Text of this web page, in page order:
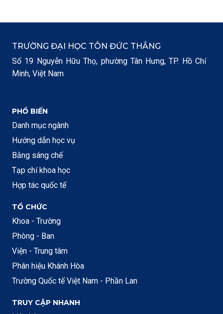
TRƯỜNG ĐẠI HỌC TÔN ĐỨC THẮNG
Số 19 Nguyễn Hữu Thọ, phường Tân Hưng, TP. Hồ Chí
Minh, Việt Nam
PHỔ BIẾN
Danh mục ngành
Hướng dẫn học vụ
Bằng sáng chế
Tạp chí khoa học
Hợp tác quốc tế
TỔ CHỨC
Khoa - Trường
Phòng - Ban
Viện - Trung tâm
Phân hiệu Khánh Hòa
Trường Quốc tế Việt Nam - Phần Lan
TRUY CẬP NHANH